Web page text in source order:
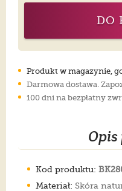
DO
Produkt w magazynie,
Darmowa dostawa.
100 dni na bezpłatny
Kod produktu:
Materiał: Skóra